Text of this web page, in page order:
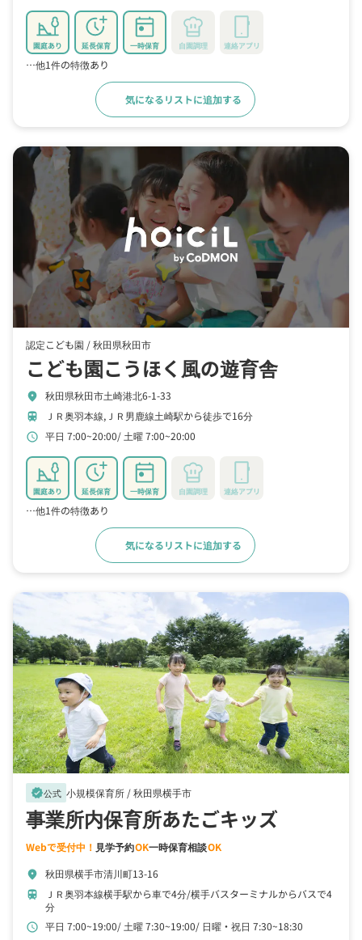
園庭あり 延長保育 一時保育 自園調理 連絡アプリ
…他1件の特徴あり
気になるリストに追加する
認定こども園 /秋田県秋田市
こども園こうほく風の遊育舎
location_on 秋田県秋田市土崎港北6-1-33
train ＪＲ奥羽本線,ＪＲ男鹿線土崎駅から徒歩で16分
schedule 平日 7:00~20:00 土曜 7:00~20:00
園庭あり 延長保育 一時保育 自園調理 連絡アプリ
…他1件の特徴あり
気になるリストに追加する
verified公式 小規模保育所 /秋田県横手市
事業所内保育所あたごキッズ
Webで受付中！ 見学予約OK一時保育相談OK
location_on 秋田県横手市清川町13-16
train ＪＲ奥羽本線横手駅から車で4分 横手バスターミナルからバスで4
分
schedule 平日 7:00~19:00 土曜 7:30~19:00 日曜・祝日 7:30~18:30